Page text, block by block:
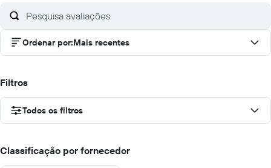
Ordenar por:Mais recentes
Filtros
Todos os filtros
Classificação por fornecedor